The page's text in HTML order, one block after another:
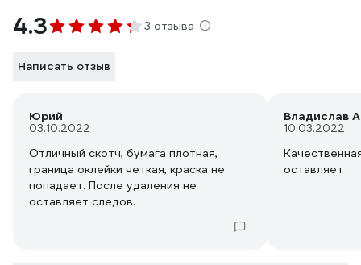
4.3 3 отзыва
Написать отзыв
Юрий
03.10.2022
Отличный скотч, бумага плотная,
граница оклейки четкая, краска не
попадает. После удаления не
оставляет следов.
Владислав
10.03.2022
оставляет